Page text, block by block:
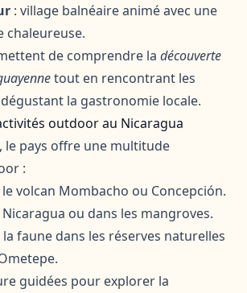
: village balnéaire animé avec une
chaleureuse.
de comprendre la découverte
tout en rencontrant les
la gastronomie locale.
outdoor au Nicaragua
le pays offre une multitude
:
volcan Mombacho ou Concepción.
ou dans les mangroves.
faune dans les réserves naturelles
guidées pour explorer la